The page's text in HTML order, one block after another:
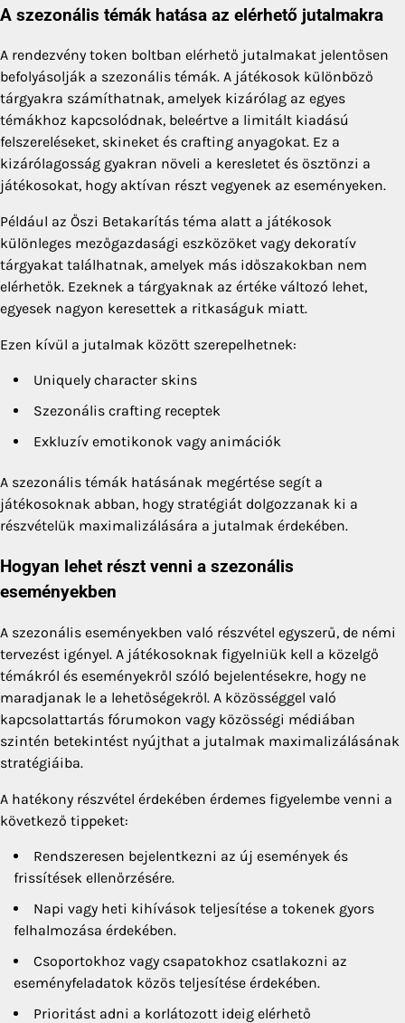
A szezonális témák hatása az elérhető jutalmakra
A rendezvény token boltban elérhető jutalmakat jelentősen
befolyásolják a szezonális témák. A játékosok különböző
tárgyakra számíthatnak, amelyek kizárólag az egyes
témákhoz kapcsolódnak, beleértve a limitált kiadású
felszereléseket, skineket és crafting anyagokat. Ez a
kizárólagosság gyakran növeli a keresletet és ösztönzi a
játékosokat, hogy aktívan részt vegyenek az eseményeken.
Például az Őszi Betakarítás téma alatt a játékosok
különleges mezőgazdasági eszközöket vagy dekoratív
tárgyakat találhatnak, amelyek más időszakokban nem
elérhetők. Ezeknek a tárgyaknak az értéke változó lehet,
egyesek nagyon keresettek a ritkaságuk miatt.
Ezen kívül a jutalmak között szerepelhetnek:
Uniquely character skins
Szezonális crafting receptek
Exkluzív emotikonok vagy animációk
A szezonális témák hatásának megértése segít a
játékosoknak abban, hogy stratégiát dolgozzanak ki a
részvételük maximalizálására a jutalmak érdekében.
Hogyan lehet részt venni a szezonális
eseményekben
A szezonális eseményekben való részvétel egyszerű, de némi
tervezést igényel. A játékosoknak figyelniük kell a közelgő
témákról és eseményekről szóló bejelentésekre, hogy ne
maradjanak le a lehetőségekről. A közösséggel való
kapcsolattartás fórumokon vagy közösségi médiában
szintén betekintést nyújthat a jutalmak maximalizálásának
stratégiáiba.
A hatékony részvétel érdekében érdemes figyelembe venni a
következő tippeket:
Rendszeresen bejelentkezni az új események és
frissítések ellenőrzésére.
Napi vagy heti kihívások teljesítése a tokenek gyors
felhalmozása érdekében.
Csoportokhoz vagy csapatokhoz csatlakozni az
eseményfeladatok közös teljesítése érdekében.
Prioritást adni a korlátozott ideig elérhető